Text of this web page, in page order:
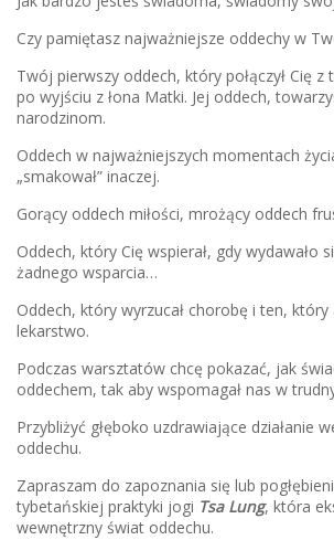
Czy pamiętasz najważniejsze oddechy w
Twój pierwszy oddech, który połączył Cię
po wyjściu z łona Matki. Jej oddech,
narodzinom.
Oddech w najważniejszych momentach
„smakował” inaczej.
Gorący oddech miłości, mrożący oddech
Oddech, który Cię wspierał, gdy wydawało
żadnego wsparcia…
Oddech, który wyrzucał chorobę i ten, który
lekarstwo.
Podczas warsztatów chcę pokazać, jak
oddechem, tak aby wspomagał nas w
Przybliżyć głęboko uzdrawiające działanie
oddechu.
Zapraszam do zapoznania się lub
tybetańskiej praktyki jogi Tsa Lung, która
wewnętrzny świat oddechu.